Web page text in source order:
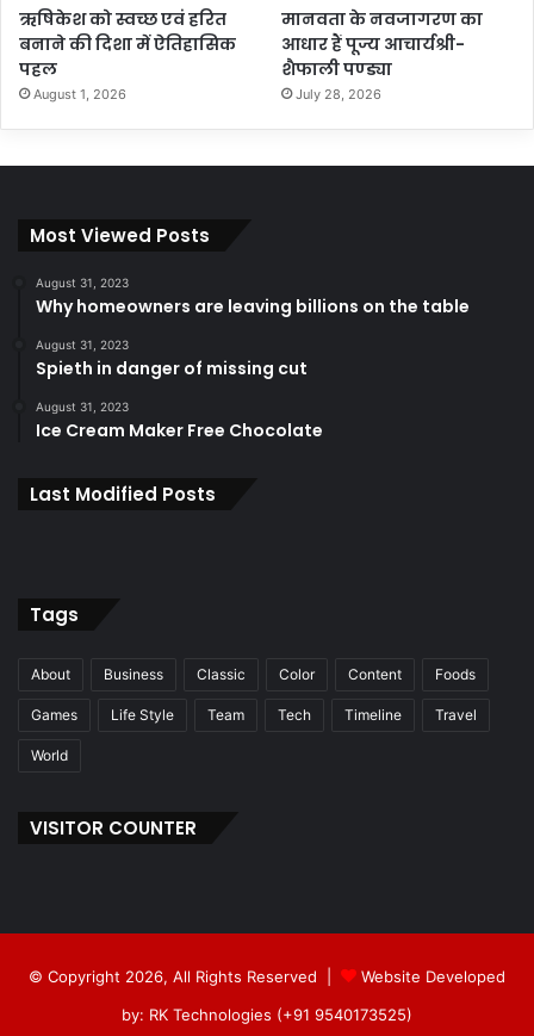
ऋषिकेश को स्वच्छ एवं हरित
बनाने की दिशा में ऐतिहासिक
पहल
August 1, 2026
मानवता के नवजागरण का
आधार हैं पूज्य आचार्यश्री-
शैफाली पण्ड्या
July 28, 2026
Most Viewed Posts
August 31, 2023
Why homeowners are leaving billions on the table
August 31, 2023
Spieth in danger of missing cut
August 31, 2023
Ice Cream Maker Free Chocolate
Last Modified Posts
Tags
About Business Classic Color Content Foods
Games Life Style Team Tech Timeline Travel
World
VISITOR COUNTER
© Copyright 2026, All Rights Reserved |
Website Developed
by: RK Technologies (+91 9540173525)